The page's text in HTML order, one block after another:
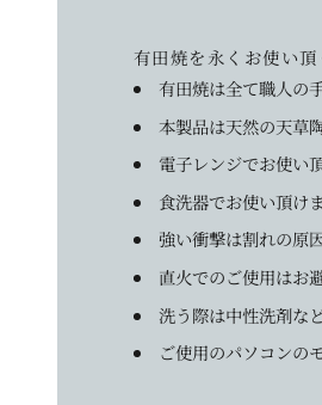
有田焼を永くお使い
有田焼は全て職人の
本製品は天然の天草
電子レンジでお使い
食洗器でお使い頂け
強い衝撃は割れの原
直火でのご使用はお
洗う際は中性洗剤な
ご使用のパソコンの